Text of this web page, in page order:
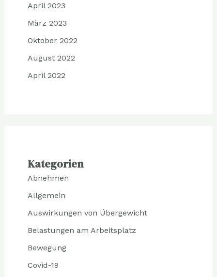
April 2023
März 2023
Oktober 2022
August 2022
April 2022
Kategorien
Abnehmen
Allgemein
Auswirkungen von Übergewicht
Belastungen am Arbeitsplatz
Bewegung
Covid-19